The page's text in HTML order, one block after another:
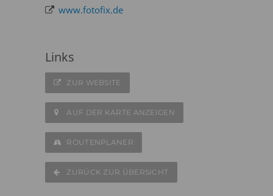
www.fotofix.de
Links
ZUR WEBSITE
AUF DER KARTE ANZEIGEN
ROUTENPLANER
ZURÜCK ZUR ÜBERSICHT